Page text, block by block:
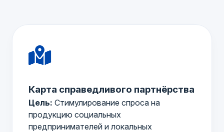
Карта справедливого партнёрства
Цель: Стимулирование спроса на
продукцию социальных
предпринимателей и локальных